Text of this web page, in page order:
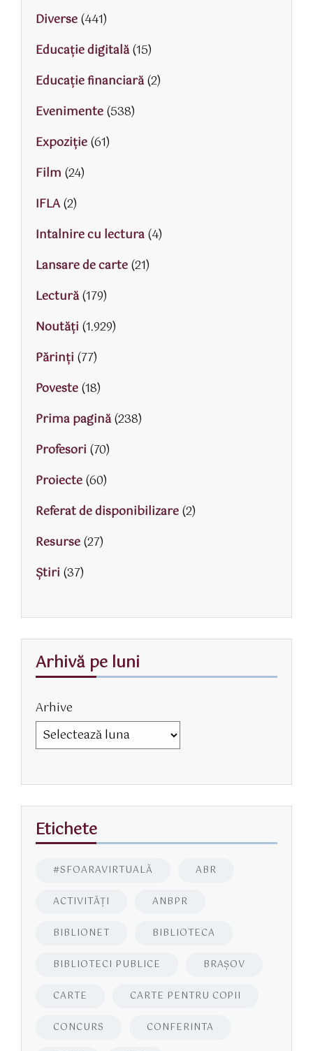
Diverse(441)
Educaţie digitală(15)
Educaţie financiară(2)
Evenimente(538)
Expoziție(61)
Film (24)
IFLA(2)
Intalnire cu lectura(4)
Lansare de carte(21)
Lectură(179)
Noutăți (1.929)
Părinţi (77)
Poveste(18)
Prima pagină(238)
Profesori (70)
Proiecte(60)
Referat de disponibilizare(2)
Resurse(27)
Știri (37)
Arhivă pe luni
Arhive
Etichete
#SFOARAVIRTUALĂ ABR
ACTIVITĂŢI ANBPR
BIBLIONET BIBLIOTECA
BIBLIOTECI PUBLICE BRAŞOV
CARTE CARTE PENTRU COPII
CONCURS CONFERINTA